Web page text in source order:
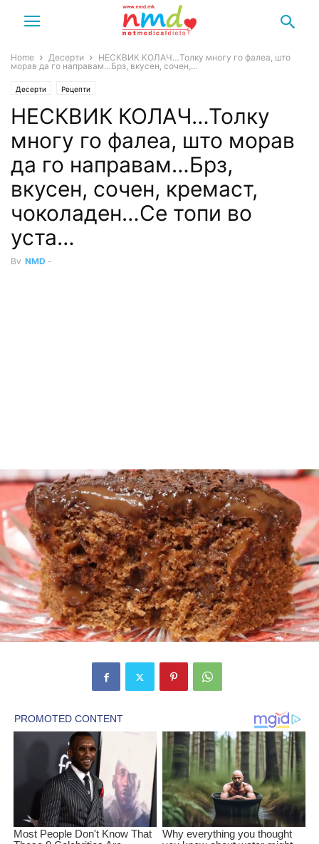
Home Десерти
НЕСКВИК КОЛАЧ…Толку многу го фалеа, што
морав да го направам…Брз, вкусен, сочен,...
Десерти Рецепти
НЕСКВИК КОЛАЧ…Толку
многу го фалеа, што морав
да го направам…Брз,
вкусен, сочен, кремаст,
чоколаден…Се топи во
уста…
By NMD -